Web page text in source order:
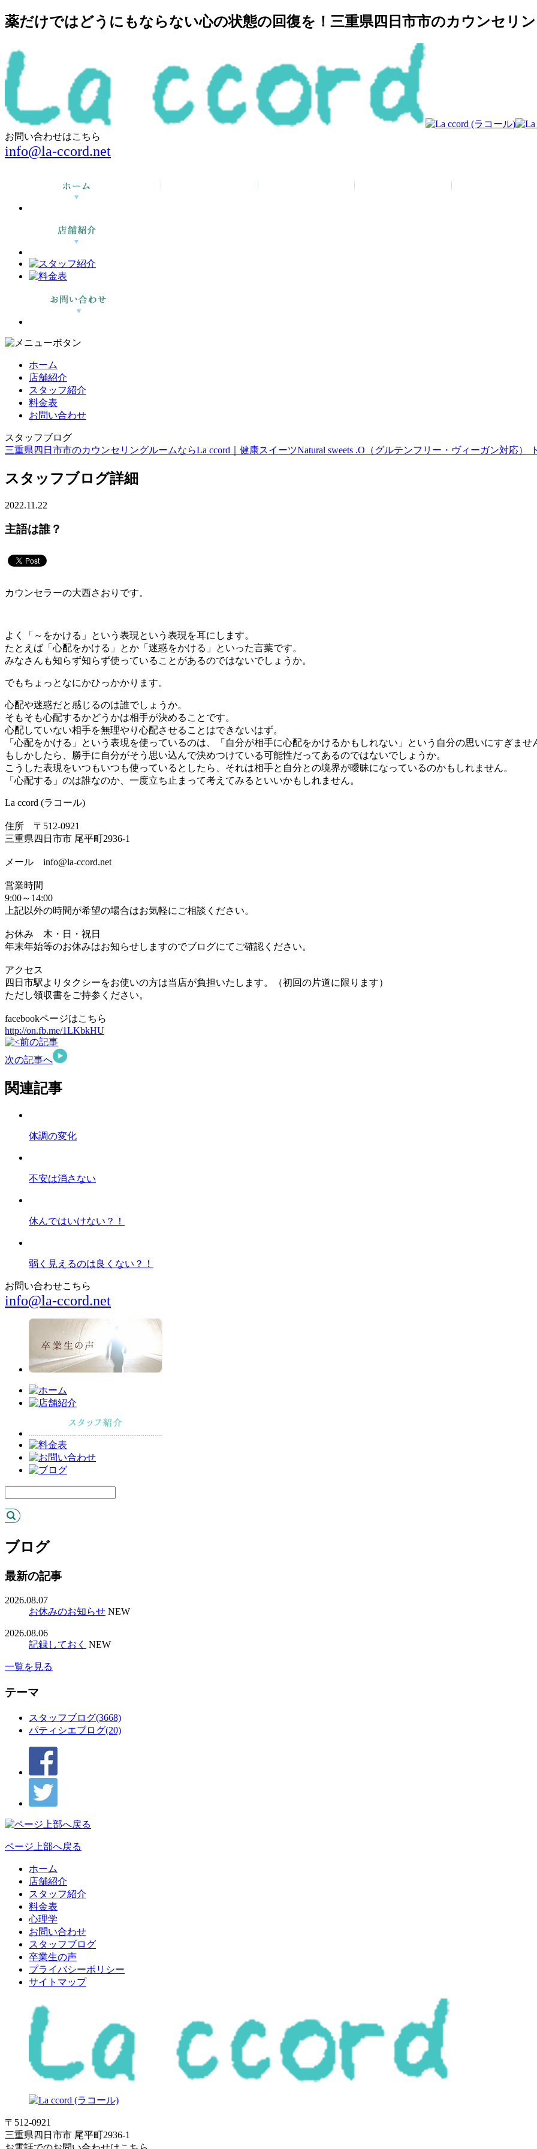
薬だけではどうにもならない心の状態の回復を！三重県四日市市のカウンセリ
お問い合わせはこちら
info@la-ccord.net
ホーム
店舗紹介
スタッフ紹介
料金表
お問い合わせ
スタッフブログ
三重県四日市市のカウンセリングルームならLa ccord｜健康スイーツNatural sweets .O（グルテンフリー・ヴィーガン対応）
スタッフブログ詳細
2022.11.22
主語は誰？
カウンセラーの大西さおりです。
よく「～をかける」という表現という表現を耳にします。
たとえば「心配をかける」とか「迷惑をかける」といった言葉です。
みなさんも知らず知らず使っていることがあるのではないでしょうか。
でもちょっとなにかひっかかります。
心配や迷惑だと感じるのは誰でしょうか。
そもそも心配するかどうかは相手が決めることです。
心配していない相手を無理やり心配させることはできないはず。
「心配をかける」という表現を使っているのは、「自分が相手に心配をかけるかもしれない」という自分の思いにすぎませ
もしかしたら、勝手に自分がそう思い込んで決めつけている可能性だってあるのではないでしょうか。
こうした表現をいつもいつも使っているとしたら、それは相手と自分との境界が曖昧になっているのかもしれません。
「心配する」のは誰なのか、一度立ち止まって考えてみるといいかもしれません。
La ccord (ラコール)
住所 〒512-0921
三重県四日市市 尾平町2936-1
メール info@la-ccord.net
営業時間
9:00～14:00
上記以外の時間が希望の場合はお気軽にご相談ください。
お休み 木・日・祝日
年末年始等のお休みはお知らせしますのでブログにてご確認ください。
アクセス
四日市駅よりタクシーをお使いの方は当店が負担いたします。（初回の片道に限ります）
ただし領収書をご持参ください。
facebookページはこちら
http://on.fb.me/1LKbkHU
前の記事
次の記事へ
関連記事
体調の変化
不安は消さない
休んではいけない？！
弱く見えるのは良くない？！
お問い合わせこちら
info@la-ccord.net
ブログ
最新の記事
2026.08.07
お休みのお知らせ NEW
2026.08.06
記録しておく NEW
一覧を見る
テーマ
スタッフブログ(3668)
パティシエブログ(20)
ページ上部へ戻る
ホーム
店舗紹介
スタッフ紹介
料金表
心理学
お問い合わせ
スタッフブログ
卒業生の声
プライバシーポリシー
サイトマップ
〒512-0921
三重県四日市市 尾平町2936-1